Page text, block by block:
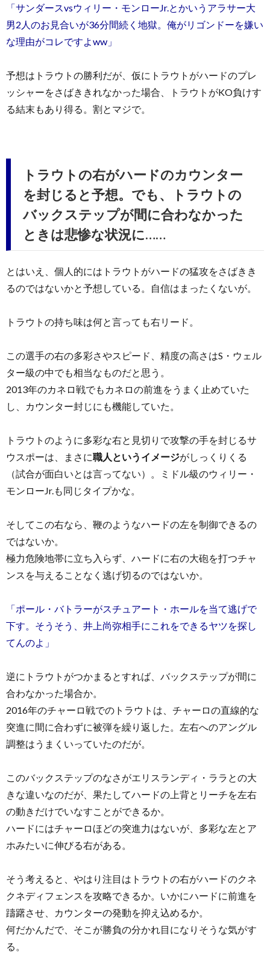
「サンダースvsウィリー・モンローJr.とかいうアラサー大
男2人のお見合いが36分間続く地獄。俺がリゴンドーを嫌い
な理由がコレですよww」
予想はトラウトの勝利だが、仮にトラウトがハードのプレ
ッシャーをさばききれなかった場合、トラウトがKO負けす
る結末もあり得る。割とマジで。
トラウトの右がハードのカウンター
を封じると予想。でも、トラウトの
バックステップが間に合わなかった
ときは悲惨な状況に……
とはいえ、個人的にはトラウトがハードの猛攻をさばきき
るのではないかと予想している。自信はまったくないが。
トラウトの持ち味は何と言っても右リード。
この選手の右の多彩さやスピード、精度の高さはS・ウェル
ター級の中でも相当なものだと思う。
2013年のカネロ戦でもカネロの前進をうまく止めていた
し、カウンター封じにも機能していた。
トラウトのように多彩な右と見切りで攻撃の手を封じるサ
ウスポーは、まさに職人というイメージがしっくりくる
（試合が面白いとは言ってない）。ミドル級のウィリー・
モンローJr.も同じタイプかな。
そしてこの右なら、鞭のようなハードの左を制御できるの
ではないか。
極力危険地帯に立ち入らず、ハードに右の大砲を打つチャ
ンスを与えることなく逃げ切るのではないか。
「ポール・バトラーがスチュアート・ホールを当て逃げで
下す。そうそう、井上尚弥相手にこれをできるヤツを探し
てんのよ」
逆にトラウトがつかまるとすれば、バックステップが間に
合わなかった場合か。
2016年のチャーロ戦でのトラウトは、チャーロの直線的な
突進に間に合わずに被弾を繰り返した。左右へのアングル
調整はうまくいっていたのだが。
このバックステップのなさがエリスランディ・ララとの大
きな違いなのだが、果たしてハードの上背とリーチを左右
の動きだけでいなすことができるか。
ハードにはチャーロほどの突進力はないが、多彩な左とア
ホみたいに伸びる右がある。
そう考えると、やはり注目はトラウトの右がハードのクネ
クネディフェンスを攻略できるか。いかにハードに前進を
躊躇させ、カウンターの発動を抑え込めるか。
何だかんだで、そこが勝負の分かれ目になりそうな気がす
る。